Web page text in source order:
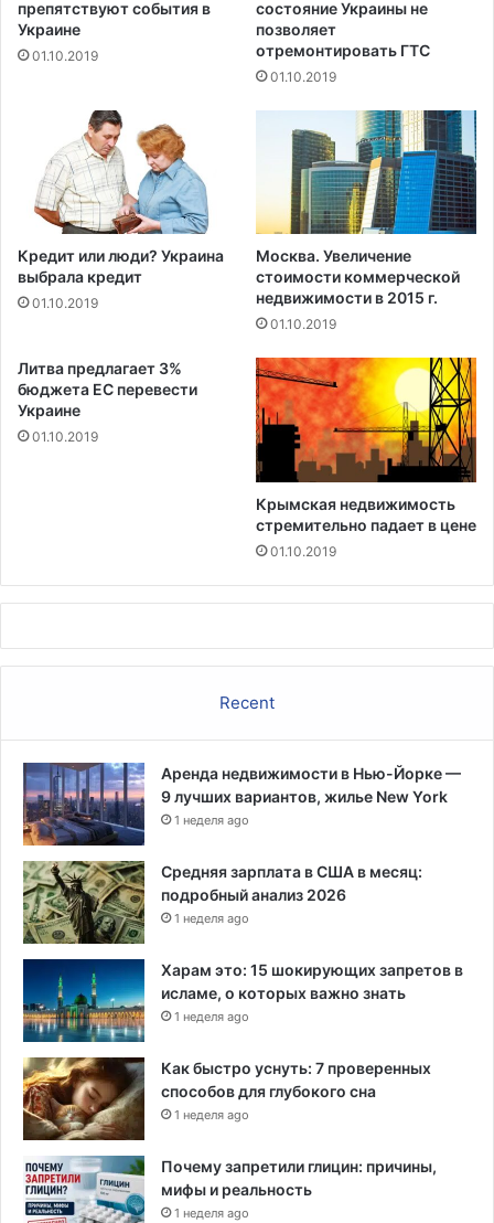
к
е
е
в
а
л
е
ж
е
с
е
и
препятствуют события в
Украине
01.10.2019
состояние Украины не
позволяет
отремонтировать ГТС
01.10.2019
Кредит или люди? Украина
выбрала кредит
01.10.2019
Москва. Увеличение
стоимости коммерческой
недвижимости в 2015 г.
01.10.2019
Литва предлагает 3%
бюджета ЕС перевести
Украине
01.10.2019
Крымская недвижимость
стремительно падает в цене
01.10.2019
Recent
Аренда недвижимости в Нью-Йорке —
9 лучших вариантов, жилье New York
1 неделя ago
Средняя зарплата в США в месяц:
подробный анализ 2026
1 неделя ago
Харам это: 15 шокирующих запретов в
исламе, о которых важно знать
1 неделя ago
Как быстро уснуть: 7 проверенных
способов для глубокого сна
1 неделя ago
Почему запретили глицин: причины,
мифы и реальность
1 неделя ago